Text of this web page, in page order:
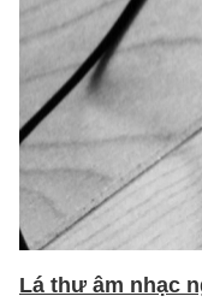
Lá thư âm nhạc